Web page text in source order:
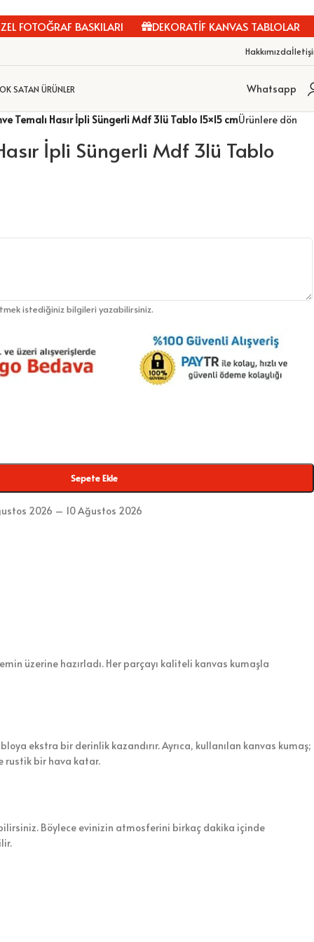
FOTOĞRAF BASKILARI DEKORATİF KANVAS TABLOLAR
Hakkımızda
SATAN ÜRÜNLER Whatsapp
Temalı Hasır İpli Süngerli Mdf 3lü Tablo 15×15 cmÜrünlere dön
İpli Süngerli Mdf 3lü Tablo
istediğiniz bilgileri yazabilirsiniz.
Sepete Ekle
2026 – 10 Ağustos 2026
üzerine hazırladı. Her parçayı kaliteli kanvas kumaşla
ekstra bir derinlik kazandırır. Ayrıca, kullanılan kanvas kumaş;
rustik bir hava katar.
Böylece evinizin atmosferini birkaç dakika içinde